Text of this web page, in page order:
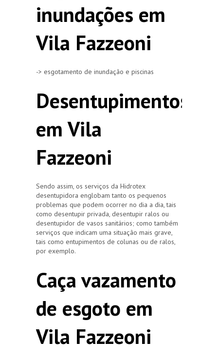
inundações em
Vila Fazzeoni
-> esgotamento de inundação e piscinas
Desentupimentos
em Vila
Fazzeoni
Sendo assim, os serviços da Hidrotex
desentupidora englobam tanto os pequenos
problemas que podem ocorrer no dia a dia, tais
como desentupir privada, desentupir ralos ou
desentupidor de vasos sanitários; como também
serviços que indicam uma situação mais grave,
tais como entupimentos de colunas ou de ralos,
por exemplo.
Caça vazamento
de esgoto em
Vila Fazzeoni